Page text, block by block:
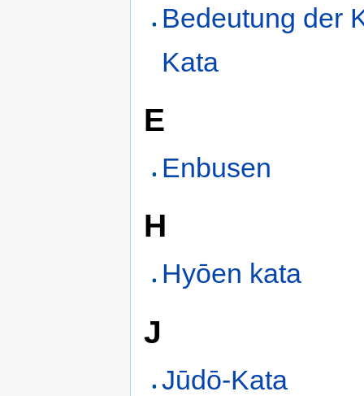
Bedeutung der
Kata
E
Enbusen
H
Hyōen kata
J
Jūdō-Kata